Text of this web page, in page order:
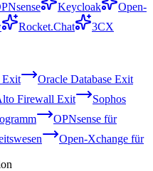
Keycloak
Open-
Rocket.Chat
3CX
Exit
Oracle Database Exit
Firewall Exit
Sophos
OPNsense für
Open-Xchange für